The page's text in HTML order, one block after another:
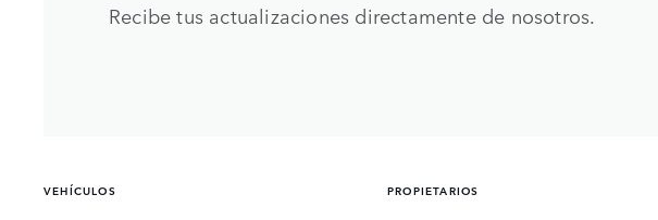
Recibe tus actualizaciones directamente de nosotros.
VEHÍCULOS PROPIETARIOS